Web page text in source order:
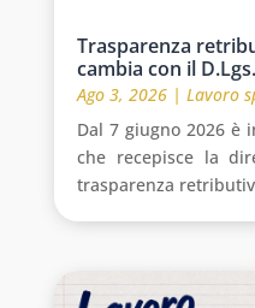
Trasparenza
cambia con il
Ago 3, 2026| Lavoro
Dal 7 giugno 2026 è
che recepisce la
trasparenza